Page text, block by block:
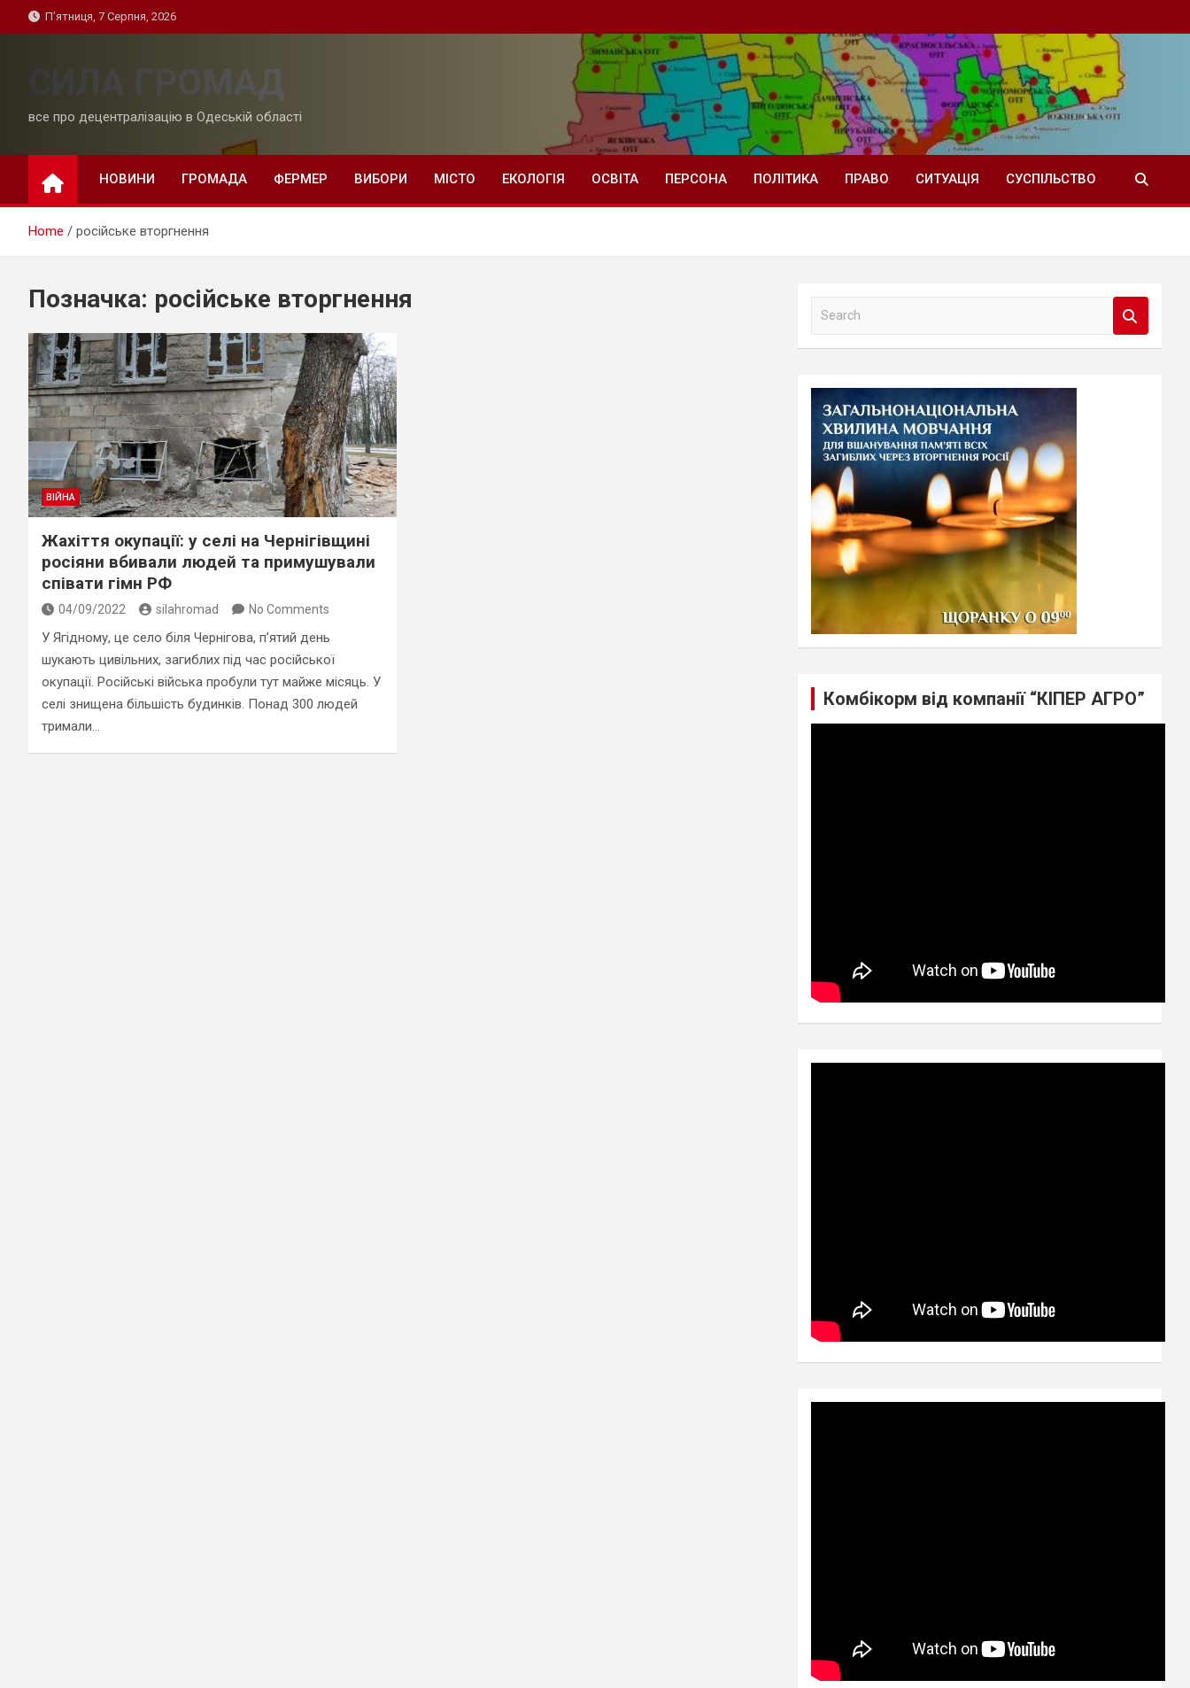
to
П’ятниця, 7 Серпня, 2026
СИЛА ГРОМАД
все про децентралізацію в Одеській області
НОВИНИ ГРОМАДА ФЕРМЕР ВИБОРИ МІСТО ЕКОЛОГІЯ ОСВІТА ПЕРСОНА ПОЛІТИКА ПРАВО СИТУАЦІЯ СУСПІЛЬСТВО
Home російське вторгнення
Позначка: російське вторгнення
ВІЙНА
Жахіття окупації: у селі на Чернігівщині
росіяни вбивали людей та примушували
співати гімн РФ
04/09/2022 silahromad No Comments
У Ягідному, це село біля Чернігова, п’ятий день
шукають цивільних, загиблих під час російської
окупації. Російські війська пробули тут майже місяць. У
селі знищена більшість будинків. Понад 300 людей
тримали…
a
Комбікорм від компанії “КІПЕР АГРО”